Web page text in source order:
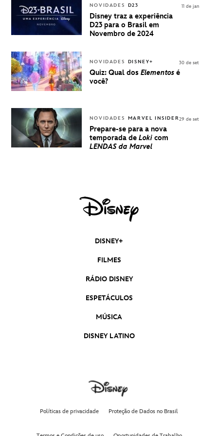
INGRESSOS
PARA A D23
BRASIL -
UMA
DISNEY
NOVIDADES D23
Disney traz a experiência
D23 para o Brasil em
Novembro de 2024
11 de jan
NOVIDADES DISNEY+
Quiz: Qual dos Elementos é
você?
30 de set
NOVIDADES MARVEL INSIDER
Prepare-se para a nova
temporada de Loki com
LENDAS da Marvel
29 de set
DISNEY+
FILMES
RÁDIO DISNEY
ESPETÁCULOS
MÚSICA
DISNEY LATINO
Políticas de privacidade Proteção de Dados no Brasil